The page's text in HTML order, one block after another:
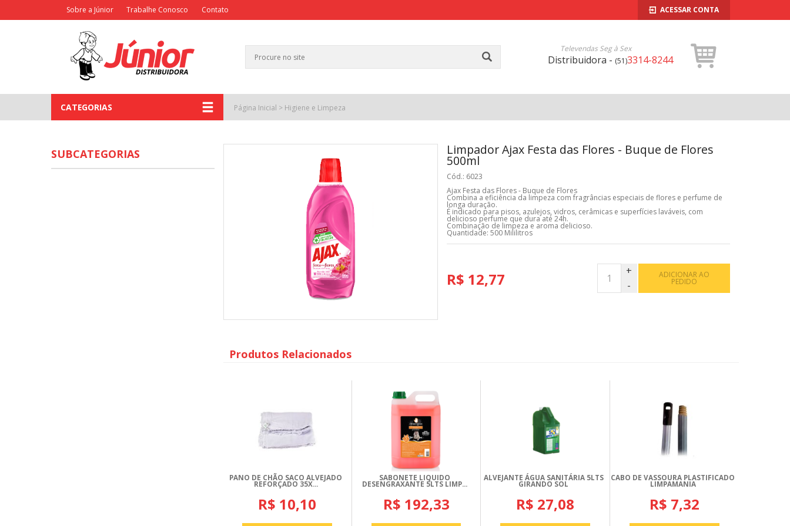
Sobre a Júnior Trabalhe Conosco Contato ACESSAR CONTA
Televendas Seg à Sex
Distribuidora - (51)3314-8244
CATEGORIAS Página Inicial > Higiene e Limpeza
Limpador Ajax Festa das Flores - Buque de Flores
500ml
Cód.: 6023
Ajax Festa das Flores - Buque de Flores
Combina a eficiência da limpeza com fragrâncias especiais de flores e perfume de
longa duração.
É indicado para pisos, azulejos, vidros, cerâmicas e superfícies laváveis, com
delicioso perfume que dura até 24h.
Combinação de limpeza e aroma delicioso.
Quantidade: 500 Mililitros
R$ 12,77 ADICIONAR AO
PEDIDO
Produtos Relacionados
PANO DE CHÃO SACO ALVEJADO
REFORÇADO 35X...
R$ 10,10
SABONETE LIQUIDO
DESENGRAXANTE 5LTS LIMP...
R$ 192,33
ALVEJANTE ÁGUA SANITÁRIA 5LTS
GIRANDO SOL
R$ 27,08
CABO DE VASSOURA PLASTIFICADO
LIMPAMANIA
R$ 7,32
SUBCATEGORIAS